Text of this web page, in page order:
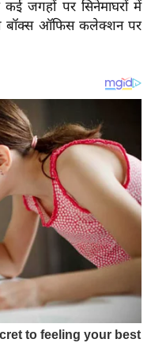
जगहों पर सिनेमाघरों में
बॉक्स ऑफिस कलेक्शन पर